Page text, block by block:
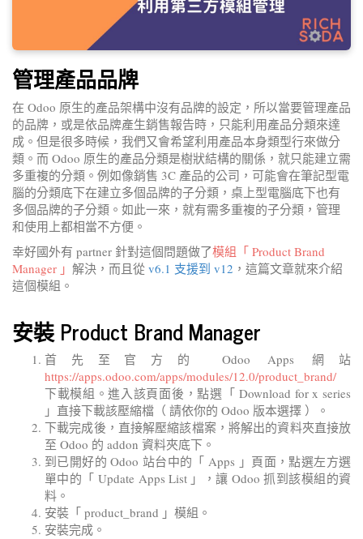
管理產品品牌
在 Odoo 原生的產品架構中沒有品牌的設定，所以當要管理產品
的品牌，或是依品牌產生銷售報告時，只能利用產品分類來達
成。但是很多時候，我們又會希望利用產品本身類型行來做分
類。而 Odoo 原生的產品分類是樹狀結構的關係，就只能建立需
多重複的分類。例如像銷售 3C 產品的公司，可能會在筆記型電
腦的分類底下在建立多個品牌的子分類，桌上型電腦底下也有
多個品牌的子分類。如此一來，就有需多重複的子分類，管理
和使用上都相當不方便。
幸好國外有 partner 針對這個問題做了模組「 Product Brand
Manager 」 解決，而且從 v6.1 支援到 v12 ，這篇文章就來介紹
這個模組。
安裝 Product Brand Manager
首先至官方的 Odoo Apps 網站
https://apps.odoo.com/apps/modules/12.0/product_brand/
下載模組。進入該頁面後，點選「 Download for x series
」直接下載該壓縮檔（ 請依你的 Odoo 版本選擇 ）。
下載完成後，直接解壓縮該檔案，將解出的資料夾直接放
至 Odoo 的 addon 資料夾底下。
到已開好的 Odoo 站台中的「 Apps 」頁面，點選左方選
單中的「 Update Apps List 」，讓 Odoo 抓到該模組的資
料。
安裝「 product_brand 」模組。
安裝完成。